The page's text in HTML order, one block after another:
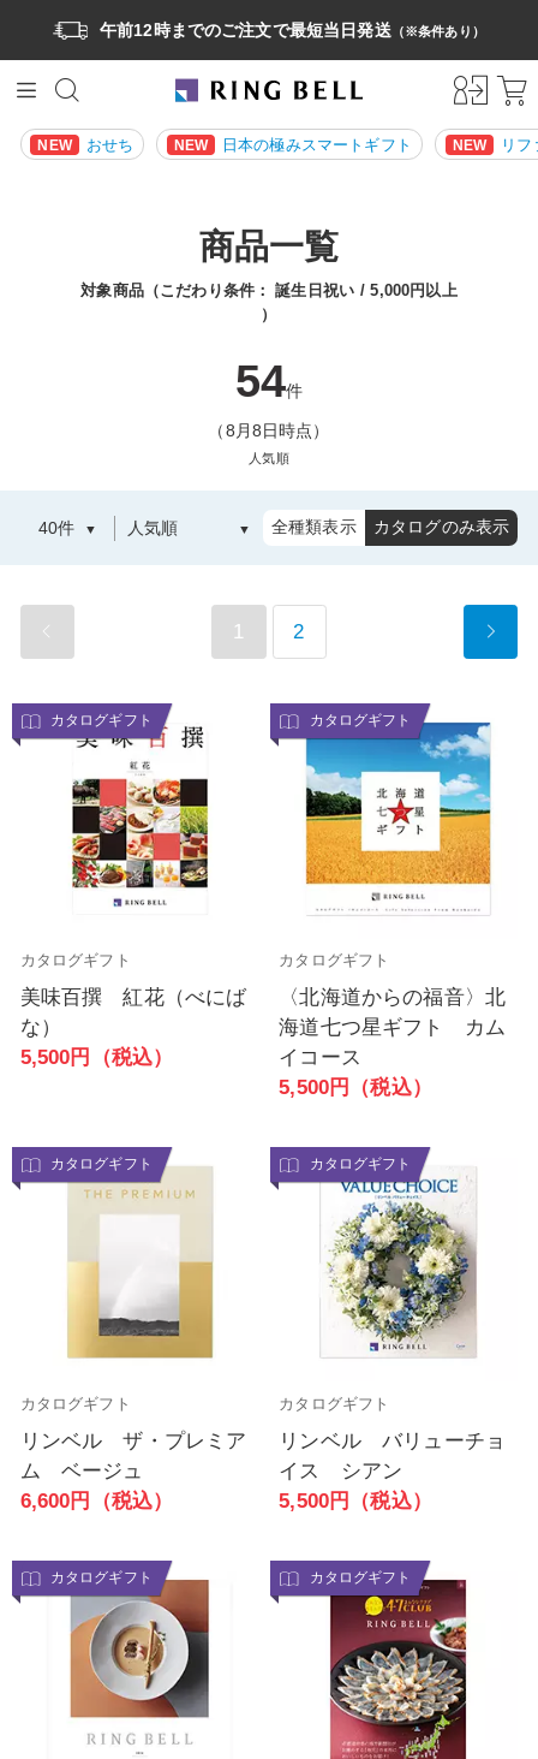
午前12時までのご注文で最短当日発送（※条件あり）
NEW おせち NEW 日本の極みスマートギフト NEW リ
商品一覧
対象商品（こだわり条件：誕生日祝い
5,000円以上
）
54件
（8月8日時点）
人気順
全種類表示 カタログのみ表示
1 2
カタログギフト
カタログギフト
美味百撰 紅花（べにば
な）
5,500円（税込）
カタログギフト
カタログギフト
〈北海道からの福音〉北
海道七つ星ギフト カム
イコース
5,500円（税込）
カタログギフト
カタログギフト
リンベル ザ・プレミア
ム ベージュ
6,600円（税込）
カタログギフト
カタログギフト
リンベル バリューチョ
イス シアン
5,500円（税込）
カタログギフト カタログギフト